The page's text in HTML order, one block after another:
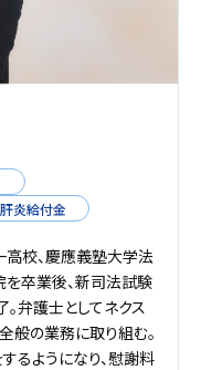
炎給付金
校、慶應義塾大学法
卒業後、新司法試験
弁護士としてネクス
般の業務に取り組む。
るようになり、慰謝料